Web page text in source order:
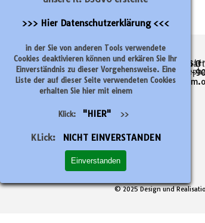
>>> Hier Datenschutzerklärung <<<
in der Sie von anderen Tools verwendete
Cookies deaktivieren können und erkären Sie Ihr
Einverständnis zu dieser Vorgehensweise. Eine
Liste der auf dieser Seite verwendeten Cookies
erhalten Sie hier mit einem
Klick: "HIER">>
KLick: NICHT EINVERSTANDEN
Einverstanden
Verantwortliche
Geschäftsführer
Kommunikation
Tel.: 0 56 51-74 45 0
Fax :0 56 51-74 45-
E-Mail : info@kh-
Postadresse
Kreishandwerkerschaft
Werra-Meißner
Bismarckstraße 1
37269 Eschwege
© 2025 Design und